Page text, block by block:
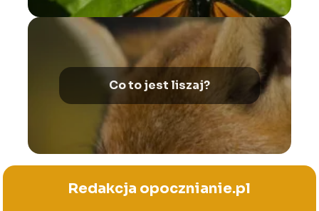
Co to jest liszaj?
Redakcja opocznianie.pl